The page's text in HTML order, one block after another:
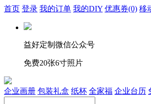
首页 登录 我的订单 我的DIY 优惠券(0) 移
益好定制微信公众号
免费20张6寸照片
企业画册 包装礼盒 纸杯 全家福 企业台历